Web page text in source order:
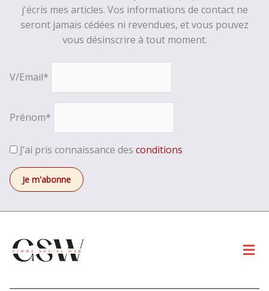
j'écris mes articles. Vos informations de contact ne
seront jamais cédées ni revendues, et vous pouvez
vous désinscrire à tout moment.
V/Email*
Prénom*
J’ai pris connaissance des conditions